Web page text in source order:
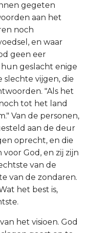
gegeten
aan het
noch
en waar
geen eer
geslacht enige
slechte vijgen, die
"Als het
tot het land
Van de personen,
aan de deur
oprecht, en die
God, en zij zijn
van de
van de zondaren.
het best is,
het visioen. God